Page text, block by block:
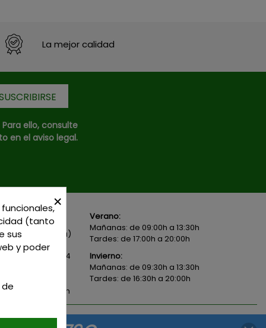
La mejor calidad
ello, consulte
en el aviso legal.
1 - 45600
- (España)
02 19
625 654
Verano:
Mañanas: de 09:00h a 13:30h
Tardes: de 17:00h a 20:00h
Invierno:
Mañanas: de 09:30h a 13:30h
Tardes: de 16:30h a 20:00h
Diseño web
×
(tanto
sus
y poder